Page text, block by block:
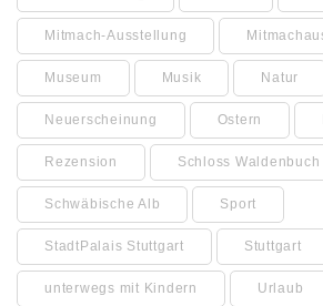
Mitmach-Ausstellung
Museum Musik Natur
Neuerscheinung Ostern
Rezension Schloss Waldenbuch
Schwäbische Alb Sport
StadtPalais Stuttgart Stuttgart
unterwegs mit Kindern Urlaub